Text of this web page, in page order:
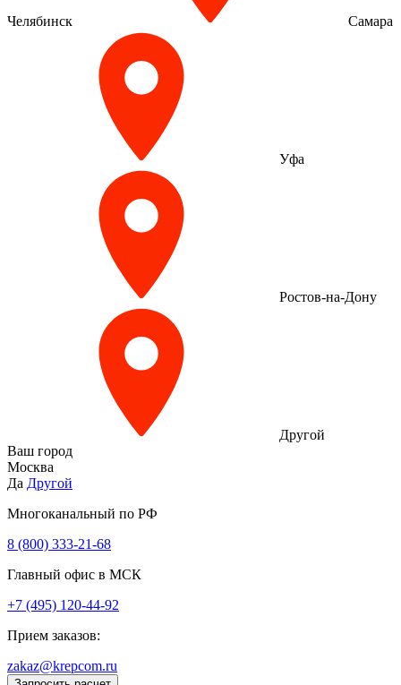
Челябинск Самара
Уфа
Ростов-на-Дону
Другой
Ваш город
Москва
Да Другой
Многоканальный по РФ
8 (800) 333‑21-68
Главный офис в МСК
+7 (495) 120-44-92
Прием заказов:
zakaz@krepcom.ru